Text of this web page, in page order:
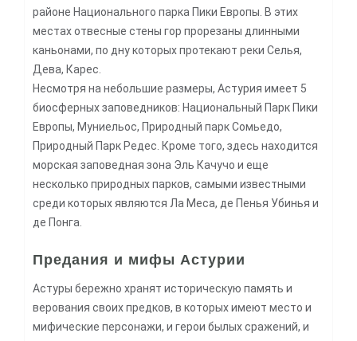
районе Национального парка Пики Европы. В этих
местах отвесные стены гор прорезаны длинными
каньонами, по дну которых протекают реки Селья,
Дева, Карес.
Несмотря на небольшие размеры, Астурия имеет 5
биосферных заповедников: Национальный Парк Пики
Европы, Муниельос, Природный парк Сомьедо,
Природный Парк Редес. Кроме того, здесь находится
морская заповедная зона Эль Качучо и еще
несколько природных парков, самыми известными
среди которых являются Ла Меса, де Пенья Убинья и
де Понга.
Предания и мифы Астурии
Астуры бережно хранят историческую память и
верования своих предков, в которых имеют место и
мифические персонажи, и герои былых сражений, и